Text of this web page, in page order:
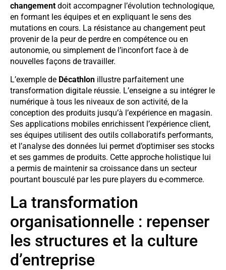
changement doit accompagner l’évolution technologique,
en formant les équipes et en expliquant le sens des
mutations en cours. La résistance au changement peut
provenir de la peur de perdre en compétence ou en
autonomie, ou simplement de l’inconfort face à de
nouvelles façons de travailler.
L’exemple de Décathlon illustre parfaitement une
transformation digitale réussie. L’enseigne a su intégrer le
numérique à tous les niveaux de son activité, de la
conception des produits jusqu’à l’expérience en magasin.
Ses applications mobiles enrichissent l’expérience client,
ses équipes utilisent des outils collaboratifs performants,
et l’analyse des données lui permet d’optimiser ses stocks
et ses gammes de produits. Cette approche holistique lui
a permis de maintenir sa croissance dans un secteur
pourtant bousculé par les pure players du e-commerce.
La transformation
organisationnelle : repenser
les structures et la culture
d’entreprise